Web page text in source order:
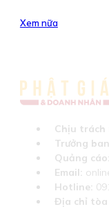
Xem nữa
Chịu trách
Trưởng
Quảng cáo:
Email:
Hotline:
Địa chỉ tòa